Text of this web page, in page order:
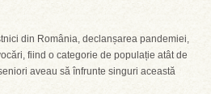
din România, declanșarea pandemiei,
fiind o categorie de populație atât de
aveau să înfrunte singuri această